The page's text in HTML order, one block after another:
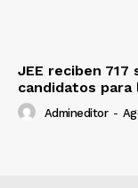
JEE reciben
candidatos para
Admineditor -